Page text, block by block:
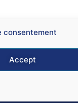
consentement
Accept